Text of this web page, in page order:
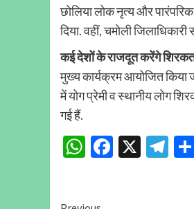
छोलिया लोक नृत्य और
दिया. वहीं, चमोली
कई देशों के राजदूत करेंगे
मुख्य कार्यक्रम आयोजित किया
में योग प्रेमी व स्थानीय लोग
गई हैं.
WhatsApp
X